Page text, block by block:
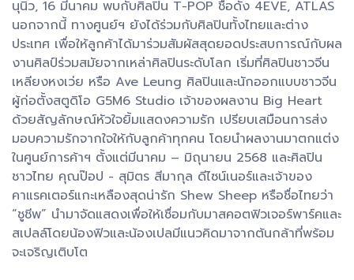
นุนิว, 16 มีนาคม พบกับศิลปิน T-POP ชื่อดัง 4EVE, ATLAS
นอกจากนี้ ทางศูนย์ฯ ยังได้ร่วมกับศิลปินทั้งไทยและต่าง
ประเทศ เพื่อให้ลูกค้าได้มาร่วมสัมผัสสุดยอดประสบการณ์กับผล
งานศิลป์ร่วมสมัยจากเหล่าศิลปินระดับโลก เริ่มที่ศิลปินชาวจีน
เหลียงหงเว่ย หรือ Ave Leung ศิลปินและนักออกแบบชาวจีน
ผู้ก่อตั้งสตูดิโอ G5M6 Studio เจ้าของผลงาน Big Heart
ด้วยสัญลักษณ์หัวใจยิ้มแสดงความรัก เปรียบเสมือนการส่ง
มอบความรักจากใจให้กับลูกค้าทุกคน โดยนำผลงานมาตกแต่ง
ในศูนย์การค้าฯ ตั้งแต่มีนาคม – มิถุนายน 2568 และศิลปิน
ชาวไทย คุณป๊อป - สุมิตร สีมากุล ดีไซน์เนอร์และเจ้าของ
คาแรคเตอร์แกะเหลืองสุดน่ารัก Shew Sheep หรือชื่อไทยว่า
“ชูชีพ” นำมาจัดแสดงเพื่อให้เชื่อมกับมาสคอตฟิวเจอร์พาร์คและ
สเปลล์โดยน้องฟิวและน้องเปลมีแนวคิดมาจากต้นกล้าที่พร้อม
จะเจริญเติบโต